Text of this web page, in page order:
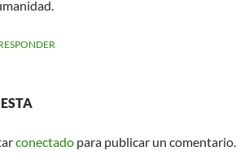
conectado para publicar un comentario.